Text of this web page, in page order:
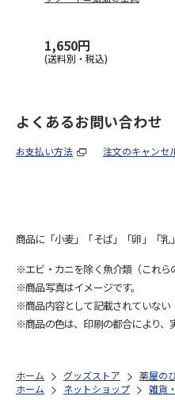
1,650円
(送料別・税込)
よくあるお問い合わせ
お支払い方法 注文のキャンセ
商品に「小麦」「そば」「卵」「乳
※エビ・カニを除く魚介類（これら
※商品写真はイメージです。
※商品内容として記載されていない
※商品の色は、印刷の都合により、
ホーム グッズストア 薬屋の
ホーム
ネットショップ 雑貨